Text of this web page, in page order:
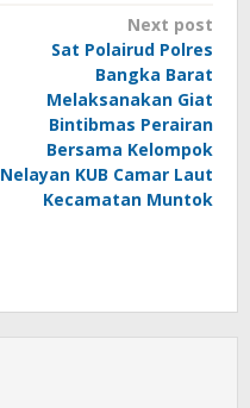
Next post
Sat Polairud Polres
Bangka Barat
Melaksanakan Giat
Bintibmas Perairan
Bersama Kelompok
Nelayan KUB Camar Laut
Kecamatan Muntok